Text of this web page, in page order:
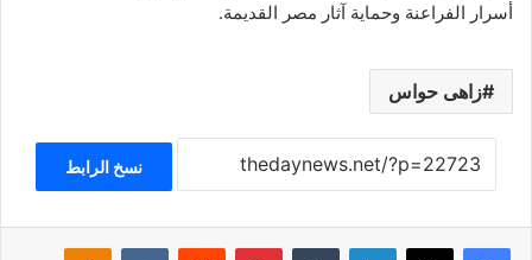
أسرار الفراعنة وحماية آثار مصر القديمة.
زاهى حواس
نسخ الرابط
فيسبوك ‫X لينكدإن بينتيريست